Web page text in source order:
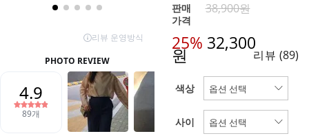
판매
가격
38,900원
25% 32,300
원 리뷰 (89)
색상
사이